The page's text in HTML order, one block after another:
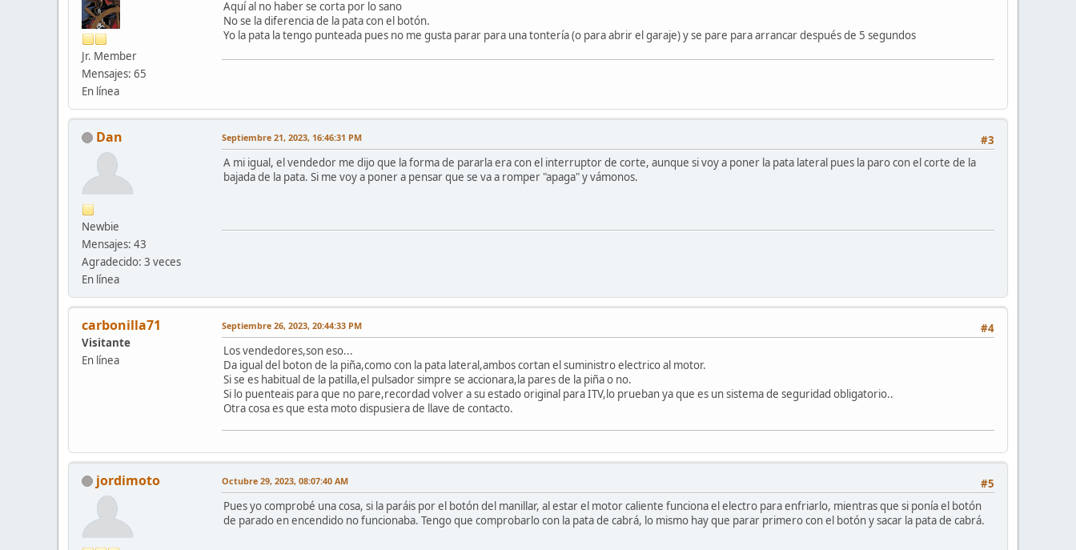
Jr. Member
Mensajes: 65
En línea
Aquí al no haber se corta por lo sano
No se la diferencia de la pata con el botón.
Yo la pata la tengo punteada pues no me gusta parar para una tontería (o para abrir el garaje) y se pare para arrancar después de 5 segundos
Dan
Newbie
Mensajes: 43
Agradecido: 3 veces
En línea
#3
Septiembre 21, 2023, 16:46:31 PM
A mi igual, el vendedor me dijo que la forma de pararla era con el interruptor de corte, aunque si voy a poner la pata lateral pues la paro con el corte de la
bajada de la pata. Si me voy a poner a pensar que se va a romper "apaga" y vámonos.
carbonilla71
Visitante
En línea
#4
Septiembre 26, 2023, 20:44:33 PM
Los vendedores,son eso...
Da igual del boton de la piña,como con la pata lateral,ambos cortan el suministro electrico al motor.
Si se es habitual de la patilla,el pulsador simpre se accionara,la pares de la piña o no.
Si lo puenteais para que no pare,recordad volver a su estado original para ITV,lo prueban ya que es un sistema de seguridad obligatorio..
Otra cosa es que esta moto dispusiera de llave de contacto.
jordimoto #5
Octubre 29, 2023, 08:07:40 AM
Pues yo comprobé una cosa, si la paráis por el botón del manillar, al estar el motor caliente funciona el electro para enfriarlo, mientras que si ponía el botón
de parado en encendido no funcionaba. Tengo que comprobarlo con la pata de cabrá, lo mismo hay que parar primero con el botón y sacar la pata de cabrá.